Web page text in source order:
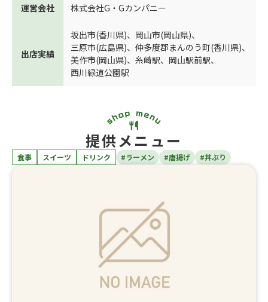
運営会社 株式会社G・Gカンパニー
出店実績
坂出市(香川県)、 岡山市(岡山県)、
三原市(広島県)、 仲多度郡まんのう町(香川県)、
美作市(岡山県)、 糸崎駅、 岡山駅前駅、
西川緑道公園駅
提供メニュー
食事 スイーツ ドリンク #ラーメン #唐揚げ #丼ぶり